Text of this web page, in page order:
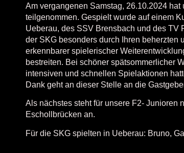
Am vergangenen Samstag, 26.10.2024
teilgenommen. Gespielt wurde auf einem
Ueberau, des SSV Brensbach und des
der SKG besonders durch Ihren beherzten
erkennbarer spielerischer
bestreiten. Bei schöner spätsommerlicher
intensiven und schnellen Spielaktionen
Dank geht an dieser Stelle an die
Als nächstes steht für unsere F2- Junioren
Eschollbrücken an.
Für die SKG spielten in Ueberau: Bruno,